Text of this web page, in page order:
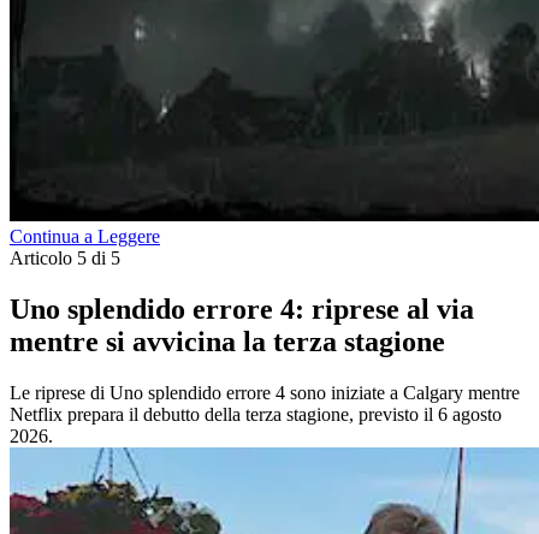
Continua a Leggere
Articolo 5 di 5
Uno splendido errore 4: riprese al via
mentre si avvicina la terza stagione
Le riprese di Uno splendido errore 4 sono iniziate a Calgary mentre
Netflix prepara il debutto della terza stagione, previsto il 6 agosto
2026.